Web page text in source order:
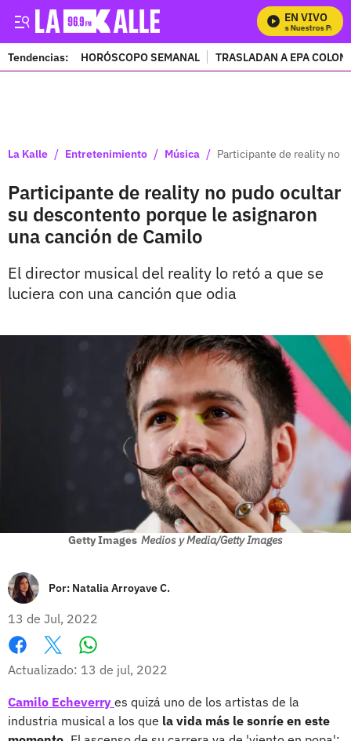
EN VIVO
Mira Todos Nuestros
Tendencias: HORÓSCOPO SEMANAL TRASLADAN A EPA
La Kalle / Entretenimiento / Música / Participante de reality no
Participante de reality no pudo ocultar
su descontento porque le asignaron
una canción de Camilo
El director musical del reality lo retó a que se
luciera con una canción que odia
Getty Images Medios y Media/Getty Images
Por: Natalia Arroyave C.
13 de Jul, 2022
Facebook
X
Actualizado: 13 de jul, 2022
Camilo Echeverry es quizá uno de los artistas de la
industria musical a los que la vida más le sonríe en este